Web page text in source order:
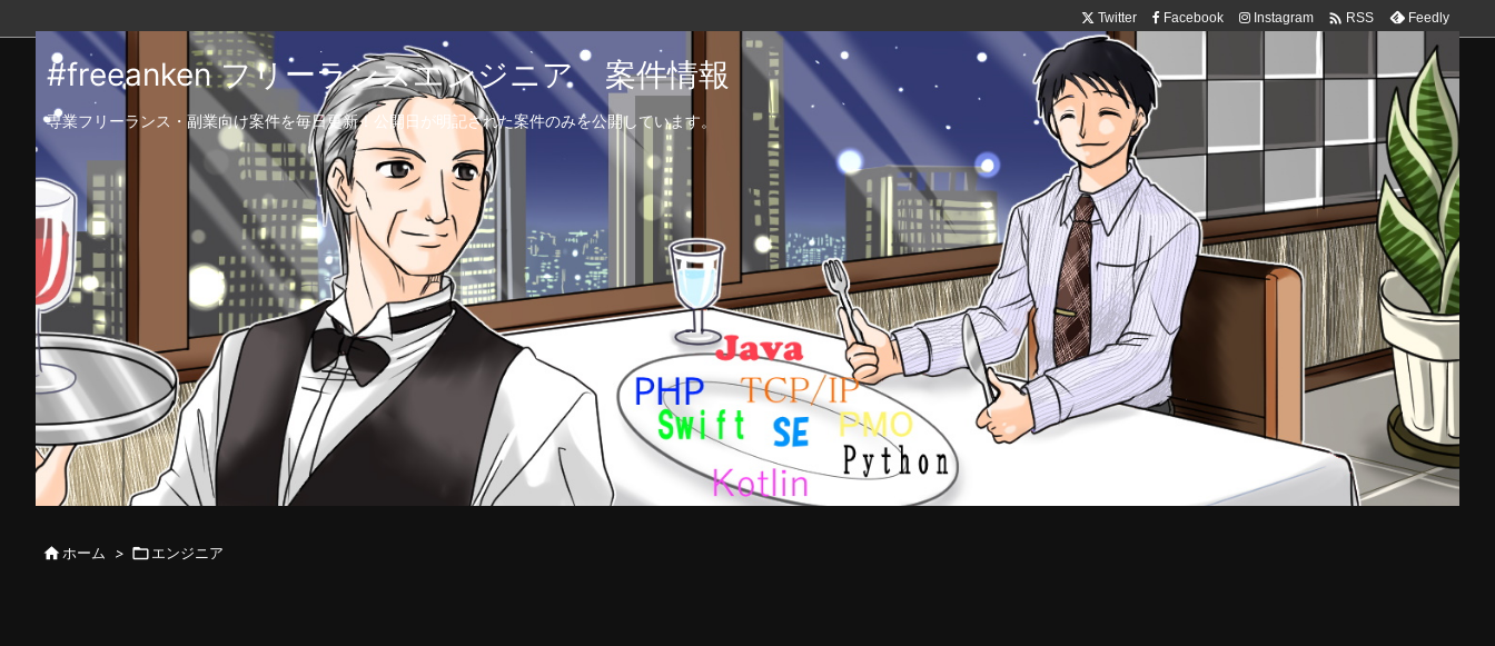
Twitter Facebook Instagram  RSS Feedly
#freeanken フリーランスエンジニア 案件情報
専業フリーランス・副業向け案件を毎日更新！公開日が明記された案件のみを公開しています。
 ホーム > エンジニア